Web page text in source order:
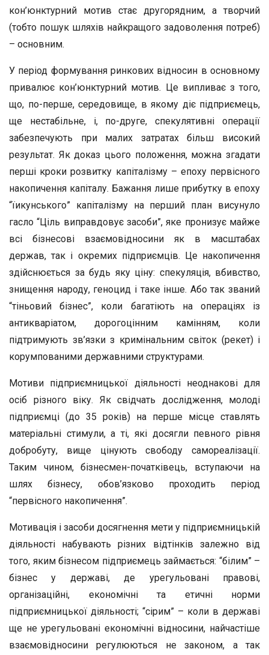
кон’юнктурний мотив стає другорядним, а творчий
(тобто пошук шляхів найкращого задоволення потреб)
– основним.
У період формування ринкових відносин в основному
привалює кон’юнктурний мотив. Це випливає з того,
що, по-перше, середовище, в якому діє підприємець,
ще нестабільне, і, по-друге, спекулятивні операції
забезпечують при малих затратах більш високий
результат. Як доказ цього положення, можна згадати
перші кроки розвитку капіталізму – епоху первісного
накопичення капіталу. Бажання лише прибутку в епоху
“їикунського” капіталізму на перший план висунуло
гасло “Ціль виправдовує засоби”, яке пронизує майже
всі бізнесові взаємовідносини як в масштабах
держав, так і окремих підприємців. Це накопичення
здійснюється за будь яку ціну: спекуляція, вбивство,
знищення народу, геноцид і таке інше. Або так званий
“тіньовий бізнес”, коли багатіють на операціях із
антикваріатом, дорогоцінним камінням, коли
підтримують зв’язки з кримінальним світок (рекет) і
корумпованими державними структурами.
Мотиви підприємницької діяльності неоднакові для
осіб різного віку. Як свідчать дослідження, молоді
підприємці (до 35 років) на перше місце ставлять
матеріальні стимули, а ті, які досягли певного рівня
добробуту, вище цінують свободу самореалізації.
Таким чином, бізнесмен-початківець, вступаючи на
шлях бізнесу, обов’язково проходить період
“первісного накопичення”.
Мотивація і засоби досягнення мети у підприємницькій
діяльності набувають різних відтінків залежно від
того, яким бізнесом підприємець займається: “білим” –
бізнес у державі, де урегульовані правові,
організаційні, економічні та етичні норми
підприємницької діяльності; “сірим” – коли в державі
ще не урегульовані економічні відносини, найчастіше
взаємовідносини регулюються не законом, а так